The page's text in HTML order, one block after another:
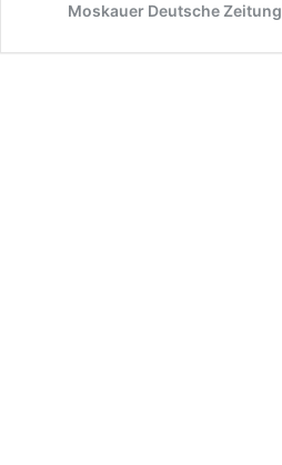
Moskauer Deutsche Zeitung